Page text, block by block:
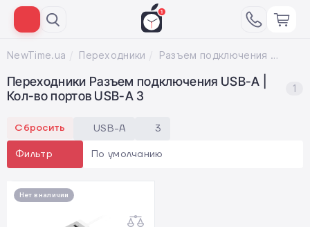
NewTime.ua Переходники Разъем подключения USB-A; Кол-во портов USB-A 3
Переходники Разъем подключения USB-A |
Кол-во портов USB-A 3
1
Сбросить USB-A 3
Фильтр По умолчанию
Нет в наличии